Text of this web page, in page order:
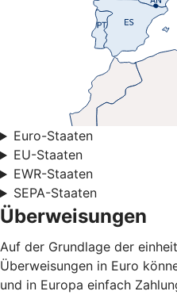
Euro-Staaten
EU-Staaten
EWR-Staaten
SEPA-Staaten
Überweisungen
Auf der Grundlage der
Überweisungen in Euro
und in Europa einfach